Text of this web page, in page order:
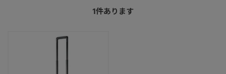
1件あります